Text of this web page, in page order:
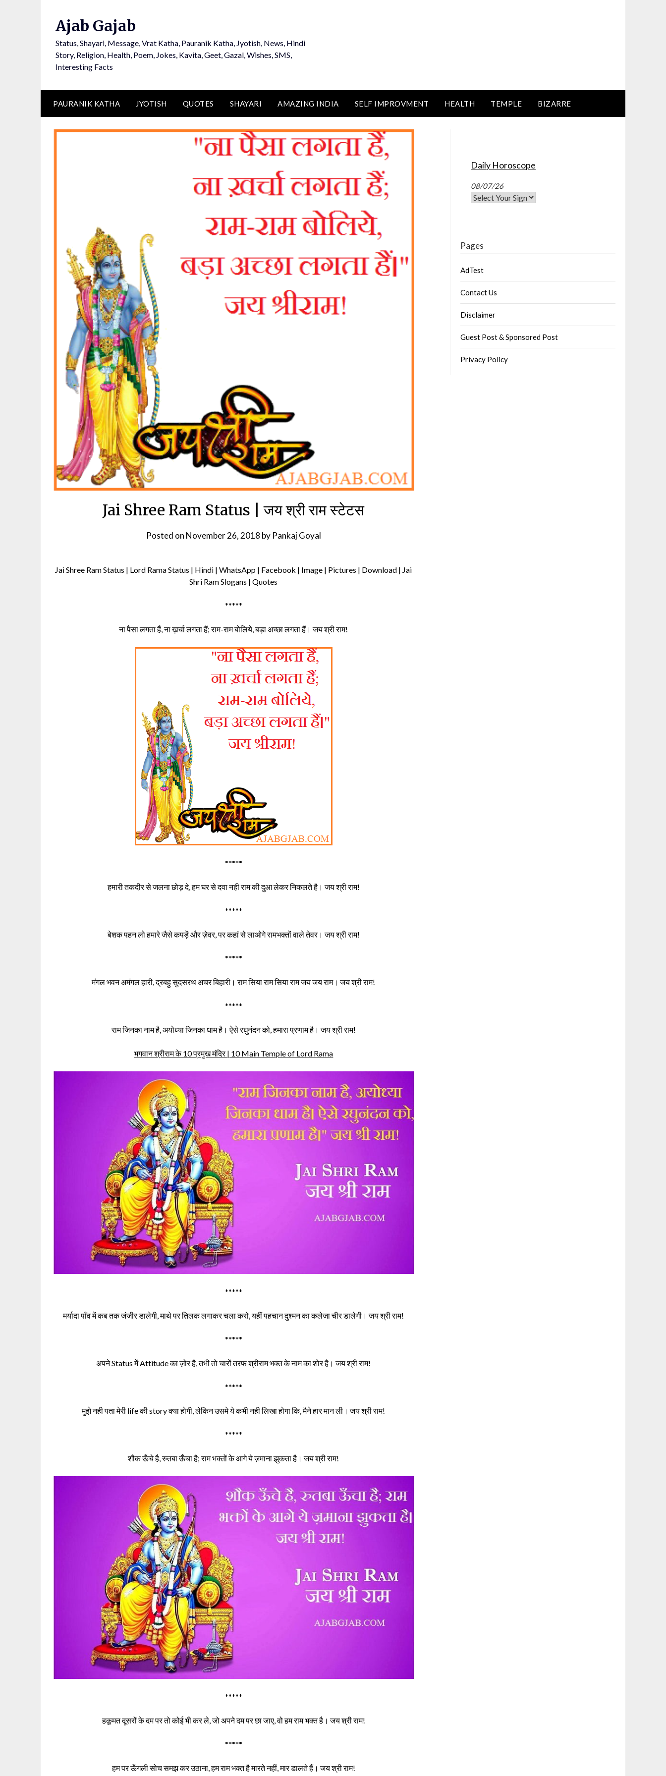
Ajab Gajab
Status, Shayari, Message, Vrat Katha, Pauranik Katha, Jyotish, News, Hindi
Story, Religion, Health, Poem, Jokes, Kavita, Geet, Gazal, Wishes, SMS,
Interesting Facts
PAURANIK KATHA JYOTISH QUOTES SHAYARI AMAZING INDIA SELF IMPROVMENT HEALTH TEMPLE BIZARRE
Jai Shree Ram Status | जय श्री राम स्टेटस
Posted on November 26, 2018 by Pankaj Goyal
Jai Shree Ram Status | Lord Rama Status | Hindi | WhatsApp | Facebook | Image | Pictures | Download | Jai
Shri Ram Slogans | Quotes
*****
ना पैसा लगता हैं, ना ख़र्चा लगता हैं; राम-राम बोलिये, बड़ा अच्छा लगता हैं। जय श्री राम!
*****
हमारी तकदीर से जलना छोड़ दे, हम घर से दवा नही राम की दुआ लेकर निकलते है। जय श्री राम!
*****
बेशक पहन लो हमारे जैसे कपड़ें और ज़ेवर, पर कहां से लाओगे रामभक्तों वाले तेवर। जय श्री राम!
*****
मंगल भवन अमंगल हारी, द्रबहु सुदसरथ अचर बिहारी। राम सिया राम सिया राम जय जय राम। जय श्री राम!
*****
राम जिनका नाम है, अयोध्या जिनका धाम है। ऐसे रघुनंदन को, हमारा प्रणाम है। जय श्री राम!
भगवान श्रीराम के 10 प्रमुख मंदिर | 10 Main Temple of Lord Rama
*****
मर्यादा पाँव में कब तक जंजीर डालेगी, माथे पर तिलक लगाकर चला करो, यहीं पहचान दुश्मन का कलेजा चीर डालेगी। जय श्री राम!
*****
अपने Status में Attitude का ज़ोर है, तभी तो चारों तरफ श्रीराम भक्त के नाम का शोर है। जय श्री राम!
*****
मुझे नही पता मेरी life की story क्या होगी, लेकिन उसमे ये कभी नही लिखा होगा कि, मैने हार मान ली। जय श्री राम!
*****
शौक ऊँचे है, रुतबा ऊँचा है; राम भक्तों के आगे ये ज़माना झुकता है। जय श्री राम!
*****
हकूमत दूसरों के दम पर तो कोई भी कर ले, जो अपने दम पर छा जाए, वो हम राम भक्त है। जय श्री राम!
*****
हम पर ऊँगली सोच समझ कर उठाना, हम राम भक्त है मारते नहीं, मार डालते हैं। जय श्री राम!
Daily Horoscope
08/07/26
Pages
AdTest
Contact Us
Disclaimer
Guest Post & Sponsored Post
Privacy Policy